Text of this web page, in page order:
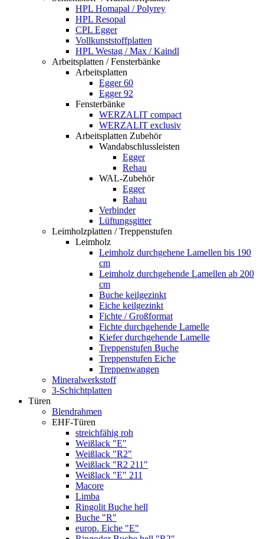
HPL Homapal / Polyrey
HPL Resopal
CPL Egger
Vollkunststoffplatten
HPL Westag / Max / Kaindl
Arbeitsplatten / Fensterbänke
Arbeitsplatten
Egger 60
Egger 92
Fensterbänke
WERZALIT compact
WERZALIT exclusiv
Arbeitsplatten Zubehör
Wandabschlussleisten
Egger
Rehau
WAL-Zubehör
Egger
Rahau
Verbinder
Lüftungsgitter
Leimholzplatten / Treppenstufen
Leimholz
Leimholz durchgehene Lamellen bis 190
cm
Leimholz durchgehende Lamellen ab 200
cm
Buche keilgezinkt
Eiche keilgezinkt
Fichte / Großformat
Fichte durchgehende Lamelle
Kiefer durchgehende Lamelle
Treppenstufen Buche
Treppenstufen Eiche
Treppenwangen
Mineralwerkstoff
3-Schichtplatten
Türen
Blendrahmen
EHF-Türen
streichfähig roh
Weißlack "E"
Weißlack "R2"
Weißlack "R2 211"
Weißlack "E" 211
Macore
Limba
Ringolit Buche hell
Buche "R"
europ. Eiche "E"